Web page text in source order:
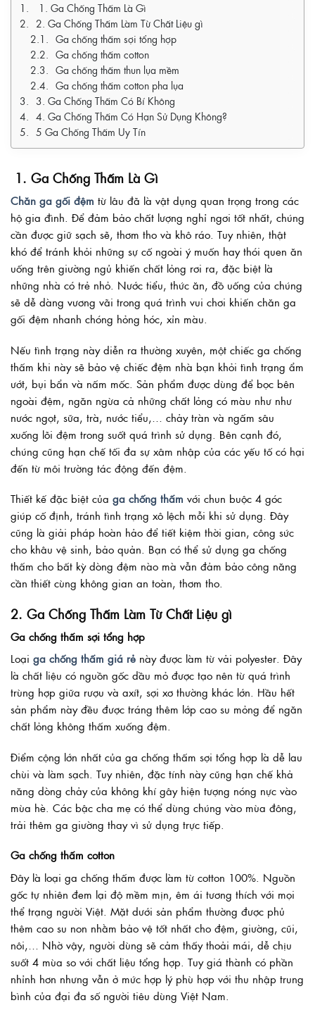
1. Ga Chống Thấm Là Gì
2. Ga Chống Thấm Làm Từ Chất Liệu gì
Ga chống thấm sợi tổng hợp
Ga chống thấm cotton
Ga chống thấm thun lụa mềm
Ga chống thấm cotton pha lụa
3. Ga Chống Thấm Có Bí Không
4. Ga Chống Thấm Có Hạn Sử Dụng Không?
5 Ga Chống Thấm Uy Tín
1. Ga Chống Thấm Là Gì
Chăn ga gối đệm từ lâu đã là vật dụng quan trọng trong các
hộ gia đình. Để đảm bảo chất lượng nghỉ ngơi tốt nhất, chúng
cần được giữ sạch sẽ, thơm tho và khô ráo. Tuy nhiên, thật
khó để tránh khỏi những sự cố ngoài ý muốn hay thói quen ăn
uống trên giường ngủ khiến chất lỏng rơi ra, đặc biệt là
những nhà có trẻ nhỏ. Nước tiểu, thức ăn, đồ uống của chúng
sẽ dễ dàng vương vãi trong quá trình vui chơi khiến chăn ga
gối đệm nhanh chóng hỏng hóc, xỉn màu.
Nếu tình trạng này diễn ra thường xuyên, một chiếc ga chống
thấm khi này sẽ bảo vệ chiếc đệm nhà bạn khỏi tình trạng ẩm
ướt, bụi bẩn và nấm mốc. Sản phẩm được dùng để bọc bên
ngoài đệm, ngăn ngừa cả những chất lỏng có màu như như
nước ngọt, sữa, trà, nước tiểu,… chảy tràn và ngấm sâu
xuống lõi đệm trong suốt quá trình sử dụng. Bên cạnh đó,
chúng cũng hạn chế tối đa sự xâm nhập của các yếu tố có hại
đến từ môi trường tác động đến đệm.
Thiết kế đặc biệt của ga chống thấm với chun buộc 4 góc
giúp cố định, tránh tình trạng xô lệch mỗi khi sử dụng. Đây
cũng là giải pháp hoàn hảo để tiết kiệm thời gian, công sức
cho khâu vệ sinh, bảo quản. Bạn có thể sử dụng ga chống
thấm cho bất kỳ dòng đệm nào mà vẫn đảm bảo công năng
cần thiết cùng không gian an toàn, thơm tho.
2. Ga Chống Thấm Làm Từ Chất Liệu gì
Ga chống thấm sợi tổng hợp
Loại ga chống thấm giá rẻ này được làm từ vải polyester. Đây
là chất liệu có nguồn gốc dầu mỏ được tạo nên từ quá trình
trùng hợp giữa rượu và axít, sợi xơ thường khác lớn. Hầu hết
sản phẩm này đều được tráng thêm lớp cao su mỏng để ngăn
chất lỏng không thấm xuống đệm.
Điểm cộng lớn nhất của ga chống thấm sợi tổng hợp là dễ lau
chùi và làm sạch. Tuy nhiên, đặc tính này cũng hạn chế khả
năng dòng chảy của không khí gây hiện tượng nóng nực vào
mùa hè. Các bậc cha mẹ có thể dùng chúng vào mùa đông,
trải thêm ga giường thay vì sử dụng trực tiếp.
Ga chống thấm cotton
Đây là loại ga chống thấm được làm từ cotton 100%. Nguồn
gốc tự nhiên đem lại độ mềm mịn, êm ái tương thích với mọi
thể trạng người Việt. Mặt dưới sản phẩm thường được phủ
thêm cao su non nhằm bảo vệ tốt nhất cho đệm, giường, cũi,
nôi,… Nhờ vậy, người dùng sẽ cảm thấy thoải mái, dễ chịu
suốt 4 mùa so với chất liệu tổng hợp. Tuy giá thành có phần
nhỉnh hơn nhưng vẫn ở mức hợp lý phù hợp với thu nhập trung
bình của đại đa số người tiêu dùng Việt Nam.